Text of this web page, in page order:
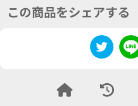
この商品をシェアする